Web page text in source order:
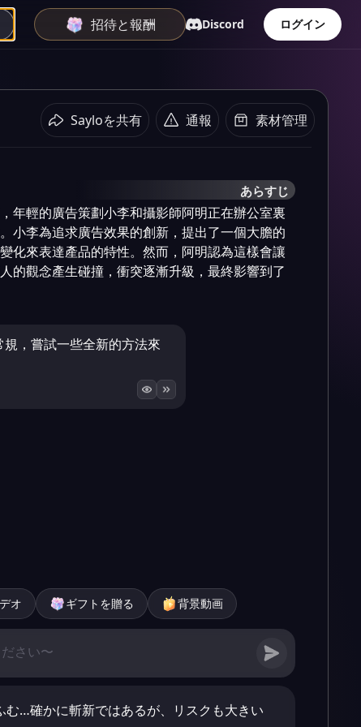
招待と報酬 Discord ログイン
Sayloを共有 通報 素材管理
あらすじ
年輕的廣告策劃小李和攝影師阿明正在辦公室裏
小李為追求廣告效果的創新，提出了一個大膽的
化來表達產品的特性。然而，阿明認為這樣會讓
的觀念產生碰撞，衝突逐漸升級，最終影響到了
，嘗試一些全新的方法來
オ ギフトを贈る 背景動画
む…確かに斬新ではあるが、リスクも大きい